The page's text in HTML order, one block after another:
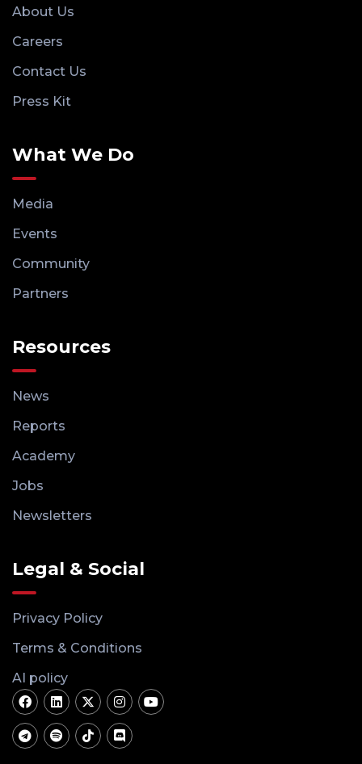
About Us
Careers
Contact Us
Press Kit
What We Do
Media
Events
Community
Partners
Resources
News
Reports
Academy
Jobs
Newsletters
Legal & Social
Privacy Policy
Terms & Conditions
AI policy